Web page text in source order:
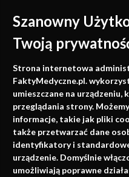
Szanowny
Twoją
Strona internetowa
FaktyMedyczne.pl.
umieszczane na
przeglądania strony.
informacje, takie jak pliki
także przetwarzać dane
identyfikatory i
urządzenie. Domyślnie
umożliwiają poprawne
Konferencje,